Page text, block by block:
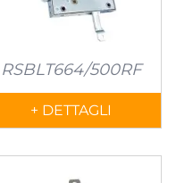
RSBLT664/500RF
+ DETTAGLI